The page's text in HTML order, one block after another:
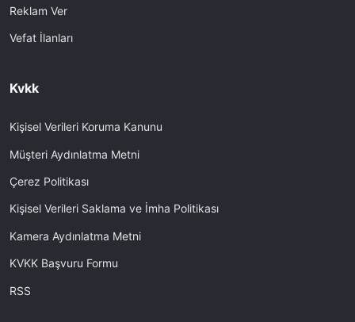
Reklam Ver
Vefat İlanları
Kvkk
Kişisel Verileri Koruma Kanunu
Müşteri Aydınlatma Metni
Çerez Politikası
Kişisel Verileri Saklama ve İmha Politikası
Kamera Aydınlatma Metni
KVKK Başvuru Formu
RSS